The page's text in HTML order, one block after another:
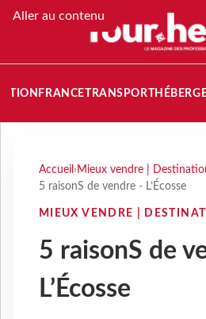
Aller au contenu
FRANCETRANSPORT
Accueil › Mieux vendre |
5 raisonS de vendre - L’Écosse
MIEUX VENDRE |
5 raisonS de
L’Écosse